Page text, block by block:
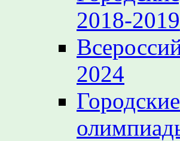
2018-2019
2024